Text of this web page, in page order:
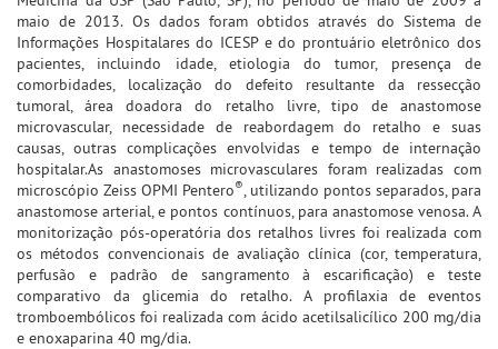
maio de 2013. Os dados foram obtidos através do Sistema de
Informações Hospitalares do ICESP e do prontuário eletrônico dos
pacientes, incluindo idade, etiologia do tumor, presença de
comorbidades, localização do defeito resultante da ressecção
tumoral, área doadora do retalho livre, tipo de anastomose
microvascular, necessidade de reabordagem do retalho e suas
causas, outras complicações envolvidas e tempo de internação
hospitalar.As anastomoses microvasculares foram realizadas com
microscópio Zeiss OPMI Pentero®, utilizando pontos separados, para
anastomose arterial, e pontos contínuos, para anastomose venosa. A
monitorização pós-operatória dos retalhos livres foi realizada com
os métodos convencionais de avaliação clínica (cor, temperatura,
perfusão e padrão de sangramento à escarificação) e teste
comparativo da glicemia do retalho. A profilaxia de eventos
tromboembólicos foi realizada com ácido acetilsalicílico 200 mg/dia
e enoxaparina 40 mg/dia.